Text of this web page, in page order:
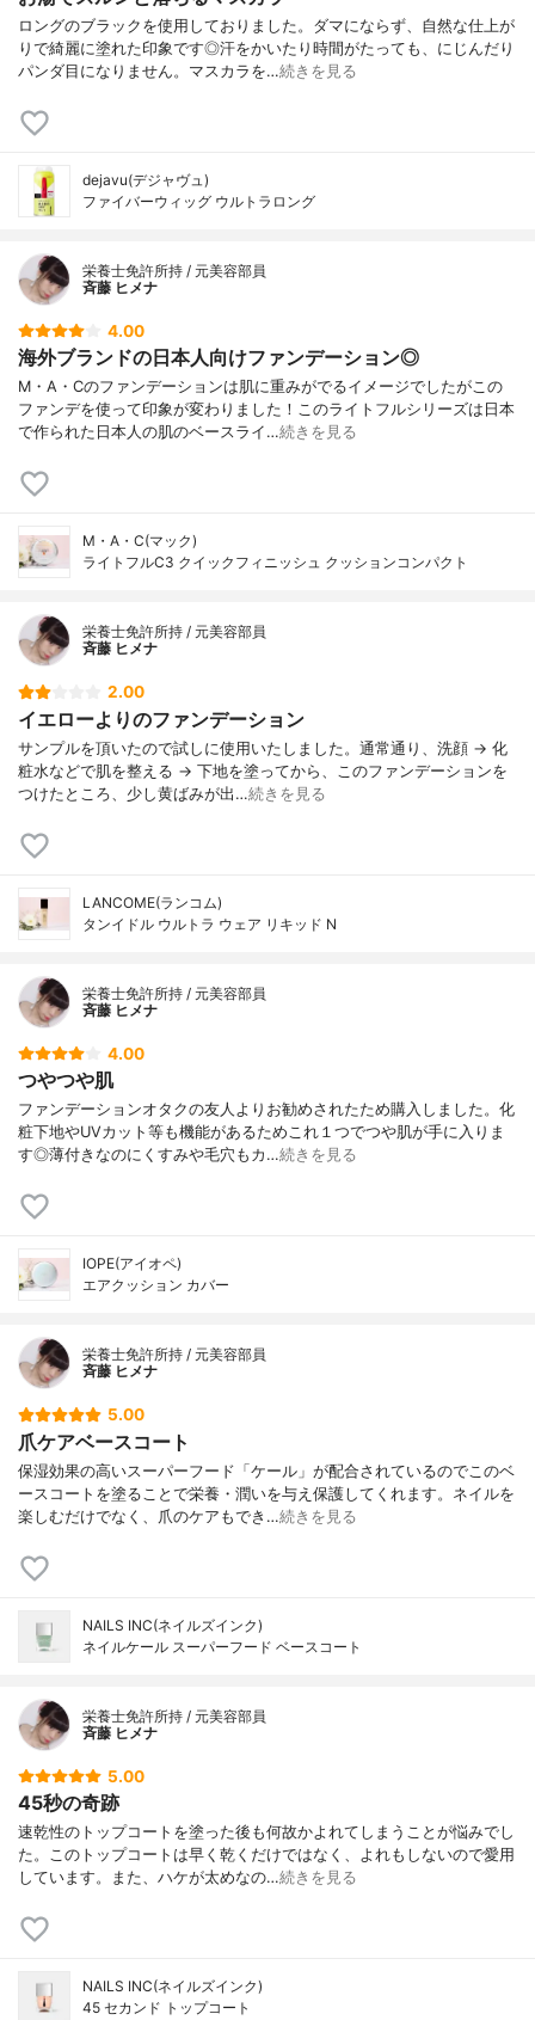
ロングのブラックを使用しておりました。ダマにならず、自然な仕上が
りで綺麗に塗れた印象です◎汗をかいたり時間がたっても、にじんだり
パンダ目になりません。マスカラを…続きを見る
dejavu(デジャヴュ)
ファイバーウィッグ ウルトラロング
栄養士免許所持 / 元美容部員
斉藤 ヒメナ
4.00
海外ブランドの日本人向けファンデーション◎
M・A・Cのファンデーションは肌に重みがでるイメージでしたがこの
ファンデを使って印象が変わりました！このライトフルシリーズは日本
で作られた日本人の肌のベースライ…続きを見る
M・A・C(マック)
ライトフルC3 クイックフィニッシュ クッションコンパクト
栄養士免許所持 / 元美容部員
斉藤 ヒメナ
2.00
イエローよりのファンデーション
サンプルを頂いたので試しに使用いたしました。通常通り、洗顔 → 化
粧水などで肌を整える → 下地を塗ってから、このファンデーションを
つけたところ、少し黄ばみが出…続きを見る
LANCOME(ランコム)
タンイドル ウルトラ ウェア リキッド N
栄養士免許所持 / 元美容部員
斉藤 ヒメナ
4.00
つやつや肌
ファンデーションオタクの友人よりお勧めされたため購入しました。化
粧下地やUVカット等も機能があるためこれ１つでつや肌が手に入りま
す◎薄付きなのにくすみや毛穴もカ…続きを見る
IOPE(アイオペ)
エアクッション カバー
栄養士免許所持 / 元美容部員
斉藤 ヒメナ
5.00
爪ケアベースコート
保湿効果の高いスーパーフード「ケール」が配合されているのでこのベ
ースコートを塗ることで栄養・潤いを与え保護してくれます。ネイルを
楽しむだけでなく、爪のケアもでき…続きを見る
NAILS INC(ネイルズインク)
ネイルケール スーパーフード ベースコート
栄養士免許所持 / 元美容部員
斉藤 ヒメナ
5.00
45秒の奇跡
速乾性のトップコートを塗った後も何故かよれてしまうことが悩みでし
た。このトップコートは早く乾くだけではなく、よれもしないので愛用
しています。また、ハケが太めなの…続きを見る
NAILS INC(ネイルズインク)
45 セカンド トップコート